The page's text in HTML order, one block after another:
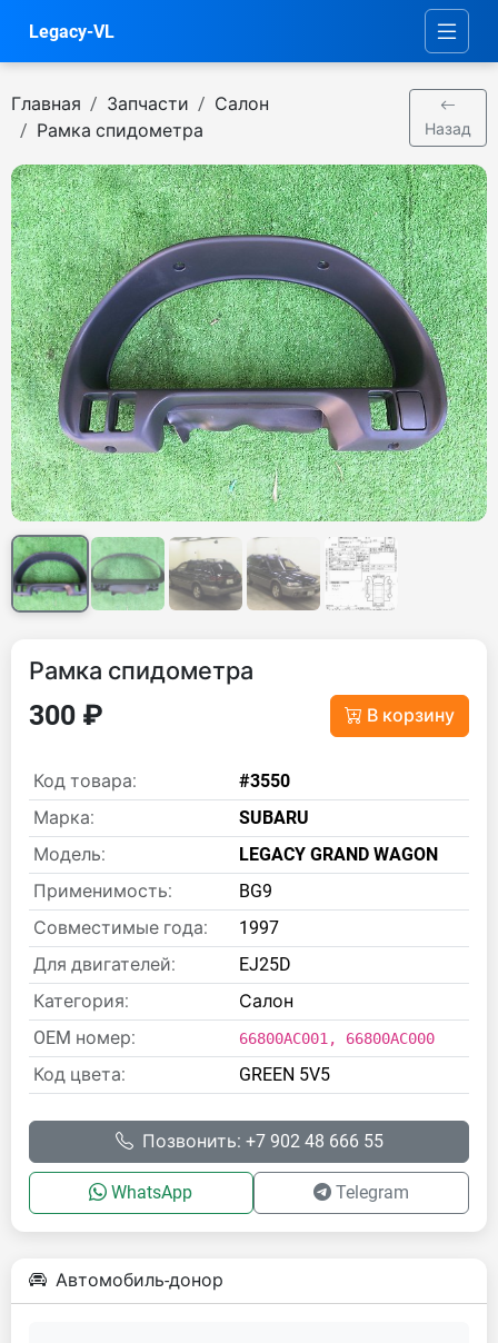
Legacy-VL
Главная Запчасти
Салон
Рамка спидометра
Назад
Рамка спидометра
300 ₽ В корзину
Код товара:
#3550
Марка:
SUBARU
Модель:
LEGACY GRAND WAGON
Применимость:
BG9
Совместимые года:
1997
Для двигателей:
EJ25D
Категория:
Салон
OEM номер:
66800AC001, 66800AC000
Код цвета: GREEN 5V5
Позвонить: +7 902 48 666 55
WhatsApp Telegram
Автомобиль-донор